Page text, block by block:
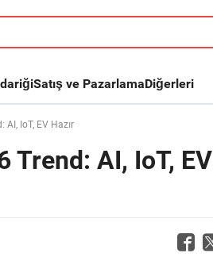
Satış ve PazarlamaDiğerleri
IoT, EV Hazır
Trend: AI, IoT, EV